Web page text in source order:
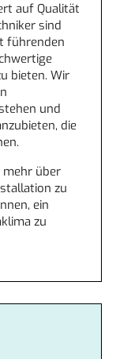
auf Qualität
sind
führenden
bieten. Wir
und
die
mehr über
zu
ein
zu